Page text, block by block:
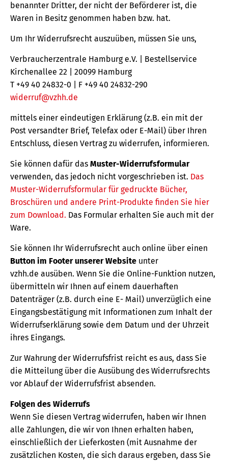
benannter Dritter, der nicht der Beförderer ist, die
Waren in Besitz genommen haben bzw. hat.
Um Ihr Widerrufsrecht auszuüben, müssen Sie uns,
Verbraucherzentrale Hamburg e.V. | Bestellservice
Kirchenallee 22 | 20099 Hamburg
T +49 40 24832-0 | F +49 40 24832-290
widerruf@vzhh.de
mittels einer eindeutigen Erklärung (z.B. ein mit der
Post versandter Brief, Telefax oder E-Mail) über Ihren
Entschluss, diesen Vertrag zu widerrufen, informieren.
Sie können dafür das Muster-Widerrufsformular
verwenden, das jedoch nicht vorgeschrieben ist. Das
Muster-Widerrufsformular für gedruckte Bücher,
Broschüren und andere Print-Produkte finden Sie hier
zum Download. Das Formular erhalten Sie auch mit der
Ware.
Sie können Ihr Widerrufsrecht auch online über einen
Button im Footer unserer Website unter
vzhh.de ausüben. Wenn Sie die Online-Funktion nutzen,
übermitteln wir Ihnen auf einem dauerhaften
Datenträger (z.B. durch eine E- Mail) unverzüglich eine
Eingangsbestätigung mit Informationen zum Inhalt der
Widerrufserklärung sowie dem Datum und der Uhrzeit
ihres Eingangs.
Zur Wahrung der Widerrufsfrist reicht es aus, dass Sie
die Mitteilung über die Ausübung des Widerrufsrechts
vor Ablauf der Widerrufsfrist absenden.
Folgen des Widerrufs
Wenn Sie diesen Vertrag widerrufen, haben wir Ihnen
alle Zahlungen, die wir von Ihnen erhalten haben,
einschließlich der Lieferkosten (mit Ausnahme der
zusätzlichen Kosten, die sich daraus ergeben, dass Sie